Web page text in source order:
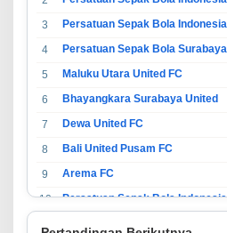
3
4
Persatuan Sepak Bola Surabaya
5
Maluku Utara United FC
6
Bhayangkara Surabaya United
7
Dewa United FC
8
Bali United Pusam FC
9
Arema FC
10